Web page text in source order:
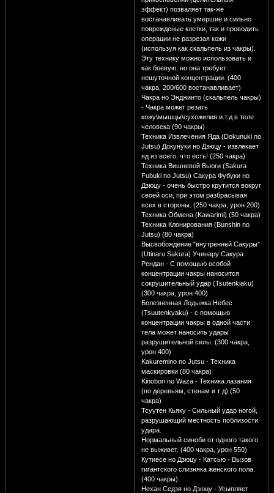
эффект) позваляет так-же
востанавливать умершие и сильно
поврежденые клетки, так и проводить
операции не разрезая кожи
(используя как скальпель из чакры).
Эту технику можно использовать и
как боевую, но она требует
нешуточной концентрации. (400
чакра, 200/600 востанавливает)
Чакра но Энджинто (скальпель чакры)
- Чакра может резать
кожу\мышцы\сухожилия и.т.д в теле
человека (90 чакры)
Техника Извлечения Яда (Dokunuki no
Jutsu) Докунуки но Дзюцу - извлекает
яд из всего, что есть! (250 чакра)
Техника Вишневой Вьюги (Sakura
Fubuki no Jutsu) Сакура Фубуки но
Дзюцу - очень быстро крутится вокруг
своей оси, при этом разбрасывая
всех в стороны. (250 чакра, урон 200)
Техника Обмена (Kawarimi) (50 чакра)
Техника Клонирования (Bunshin no
Jutsu) (80 чакра)
Высвобождение "внутренней Сакуры"
(Utinaru Sakura) Учинару Сакура
Рендан - C помощью особой
концентрации чакры наносится
сокрушительный удар (Tsutenkiaku)
(300 чакра, урон 400)
Болезненная Лодыжка Небес
(Tsuutenkyaku) - с помощью
концентрации чакры в одной части
тела может наносить удары
разрушительной силы. (300 чакра,
урон 400)
Kakuremino no Jutsu - Техника
маскировки (80 чакра)
Kinobori no Waza - Техника лазания
(по деревьям, стенам и т д) (50
чакра)
Тсуутен Кьяку - Сильный удар ногой,
разрушающий местность поблизости
удара.
Нормальный синоби от одного такого
не выживет. (400 чакра, урон 550)
Кутиесе но Дзюцу - Катсью - Вызов
гигантского слизняка женского пола.
(400 чакры)
Нехан Седзя но Дзюцу - Усыпляет